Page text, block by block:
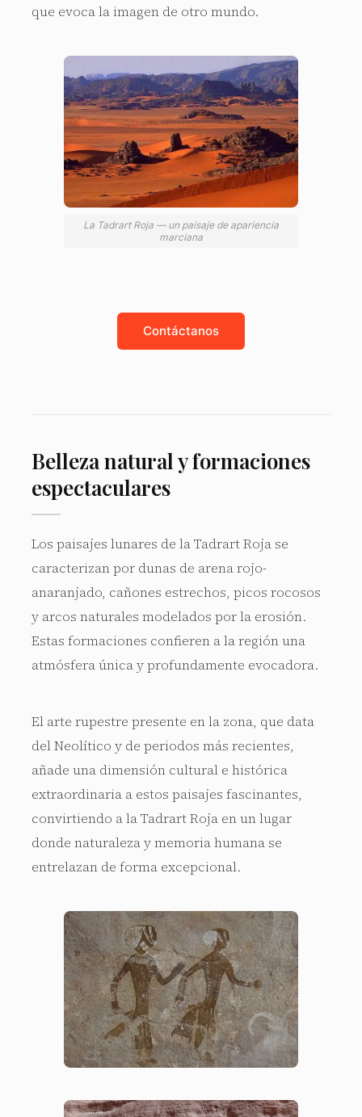
que evoca la imagen de otro mundo.
La Tadrart Roja — un paisaje de apariencia
marciana
Contáctanos
Belleza natural y formaciones
espectaculares
Los paisajes lunares de la Tadrart Roja se
caracterizan por dunas de arena rojo-
anaranjado, cañones estrechos, picos rocosos
y arcos naturales modelados por la erosión.
Estas formaciones confieren a la región una
atmósfera única y profundamente evocadora.
El arte rupestre presente en la zona, que data
del Neolítico y de periodos más recientes,
añade una dimensión cultural e histórica
extraordinaria a estos paisajes fascinantes,
convirtiendo a la Tadrart Roja en un lugar
donde naturaleza y memoria humana se
entrelazan de forma excepcional.